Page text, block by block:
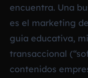
encuentra. Una
es el marketing
guia educativa,
transaccional
contenidos